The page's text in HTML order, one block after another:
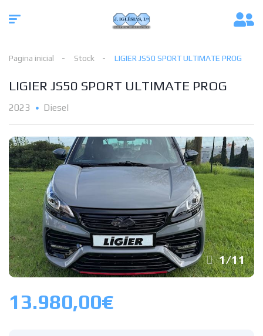
Pagina inicial Stock LIGIER JS50 SPORT ULTIMATE PROG
LIGIER JS50 SPORT ULTIMATE PROG
2023 Diesel
1/11
13.980,00€